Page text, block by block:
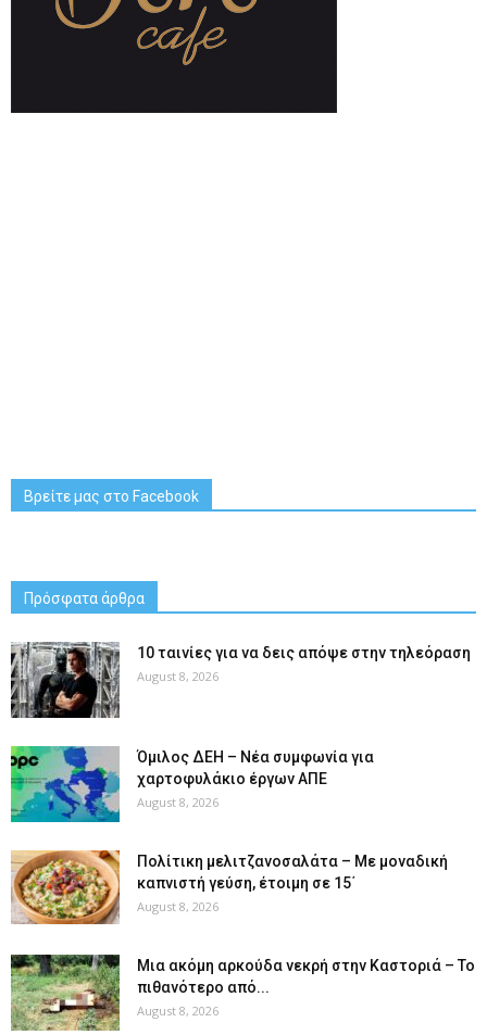
Βρείτε μας στο Facebook
Πρόσφατα άρθρα
10 ταινίες για να δεις απόψε στην τηλεόραση
August 8, 2026
Όμιλος ΔΕΗ – Νέα συμφωνία για
χαρτοφυλάκιο έργων ΑΠΕ
August 8, 2026
Πολίτικη μελιτζανοσαλάτα – Με μοναδική
καπνιστή γεύση, έτοιμη σε 15΄
August 8, 2026
Μια ακόμη αρκούδα νεκρή στην Καστοριά – Το
πιθανότερο από...
August 8, 2026